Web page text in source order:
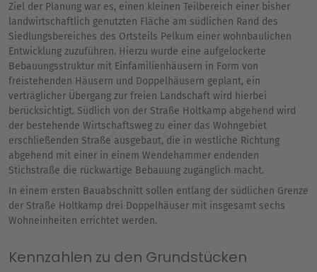
Ziel der Planung war es, einen kleinen Teilbereich einer bisher
landwirtschaftlich genutzten Fläche am südlichen Rand des
Siedlungsbereiches des Ortsteils Pelkum einer wohnbaulichen
Entwicklung zuzuführen. Hierzu wurde eine aufgelockerte
Bebauungsstruktur mit Einfamilienhäusern in Form von
freistehenden Häusern und Doppelhäusern geplant, ein
verträglicher Übergang zur freien Landschaft wird hierbei
berücksichtigt. Südlich von der Straße Holtkamp abgehend wird
der bestehende Wirtschaftsweg zu einer das Wohngebiet
erschließenden Straße ausgebaut, die in westliche Richtung
abgehend mit einer in einem Wendehammer endenden
Stichstraße die rückwärtige Bebauung zugänglich macht.
In einem ersten Bauabschnitt sollen entlang der südlichen Grenze
der Straße Holtkamp drei Doppelhäuser mit insgesamt sechs
Wohneinheiten errichtet werden.
Kennzahlen zu den Grundstücken